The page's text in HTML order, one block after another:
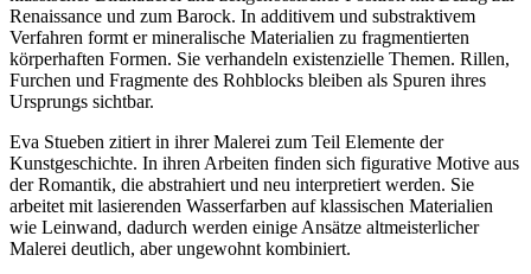
Renaissance und zum Barock. In additivem und substraktivem
Verfahren formt er mineralische Materialien zu fragmentierten
körperhaften Formen. Sie verhandeln existenzielle Themen. Rillen,
Furchen und Fragmente des Rohblocks bleiben als Spuren ihres
Ursprungs sichtbar.
Eva Stueben zitiert in ihrer Malerei zum Teil Elemente der
Kunstgeschichte. In ihren Arbeiten finden sich figurative Motive aus
der Romantik, die abstrahiert und neu interpretiert werden. Sie
arbeitet mit lasierenden Wasserfarben auf klassischen Materialien
wie Leinwand, dadurch werden einige Ansätze altmeisterlicher
Malerei deutlich, aber ungewohnt kombiniert.